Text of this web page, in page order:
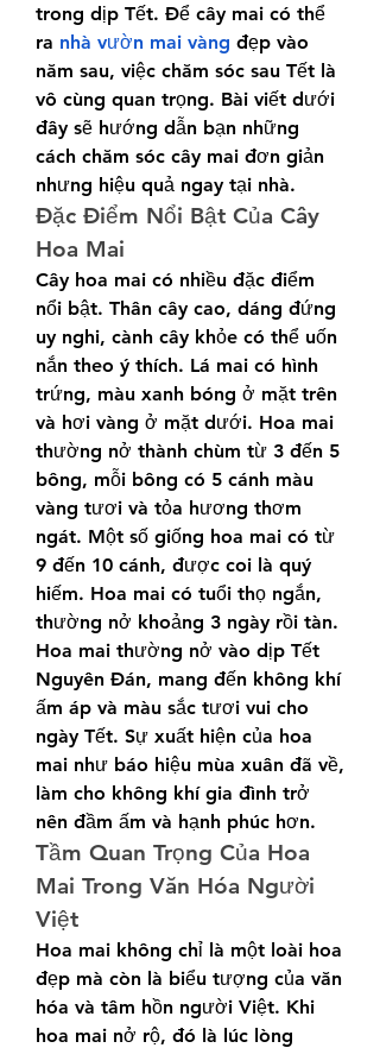
trong dịp Tết. Để cây mai có thể
ra nhà vườn mai vàng đẹp vào
năm sau, việc chăm sóc sau Tết là
vô cùng quan trọng. Bài viết dưới
đây sẽ hướng dẫn bạn những
cách chăm sóc cây mai đơn giản
nhưng hiệu quả ngay tại nhà.
Đặc Điểm Nổi Bật Của Cây
Hoa Mai
Cây hoa mai có nhiều đặc điểm
nổi bật. Thân cây cao, dáng đứng
uy nghi, cành cây khỏe có thể uốn
nắn theo ý thích. Lá mai có hình
trứng, màu xanh bóng ở mặt trên
và hơi vàng ở mặt dưới. Hoa mai
thường nở thành chùm từ 3 đến 5
bông, mỗi bông có 5 cánh màu
vàng tươi và tỏa hương thơm
ngát. Một số giống hoa mai có từ
9 đến 10 cánh, được coi là quý
hiếm. Hoa mai có tuổi thọ ngắn,
thường nở khoảng 3 ngày rồi tàn.
Hoa mai thường nở vào dịp Tết
Nguyên Đán, mang đến không khí
ấm áp và màu sắc tươi vui cho
ngày Tết. Sự xuất hiện của hoa
mai như báo hiệu mùa xuân đã về,
làm cho không khí gia đình trở
nên đầm ấm và hạnh phúc hơn.
Tầm Quan Trọng Của Hoa
Mai Trong Văn Hóa Người
Việt
Hoa mai không chỉ là một loài hoa
đẹp mà còn là biểu tượng của văn
hóa và tâm hồn người Việt. Khi
hoa mai nở rộ, đó là lúc lòng